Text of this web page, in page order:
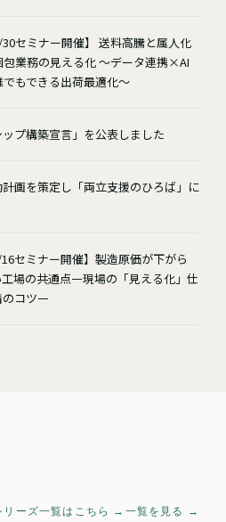
セミナー開催】 送料高騰と属人化
包業務の見える化 ～データ連携×AI
もできる出荷最適化～
ップ構築宣言」を公表しました
画を策定し「両立支援のひろば」に
セミナー開催】製造原価が下がら
工場の共通点—現場の「見える化」仕
のコツ—
リーズ一覧はこちら → 一覧を見る →